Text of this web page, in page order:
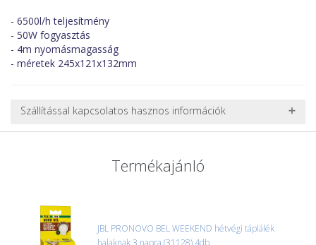
- 6500l/h teljesítmény
- 50W fogyasztás
- 4m nyomásmagasság
- méretek 245x121x132mm
Szállítással kapcsolatos hasznos információk
van lehetőség, ezért nagy vagy nehéz termékeknél (pl. nagy
akváriumok, bútorok, stb.) egyedi szállítási ajánlatot adunk.
vagy saját teherautóval oldjuk meg. Minden rendelés egyedi,
úgyhogy előre egyeztetni kell mindenképpen.
Termékajánló
JBL PRONOVO BEL WEEKEND hétvégi táplálék
halaknak 3 napra (31128) 4db